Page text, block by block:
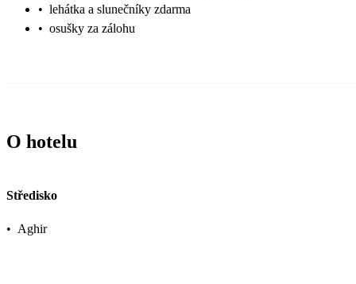
• lehátka a slunečníky zdarma
• osušky za zálohu
O hotelu
Středisko
• Aghir